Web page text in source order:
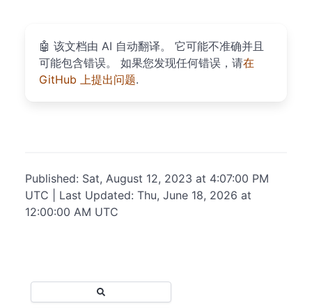
🤖 该文档由 AI 自动翻译。 它可能不准确并且
可能包含错误。 如果您发现任何错误，请在
GitHub 上提出问题.
Published: Sat, August 12, 2023 at 4:07:00 PM
UTC | Last Updated: Thu, June 18, 2026 at
12:00:00 AM UTC